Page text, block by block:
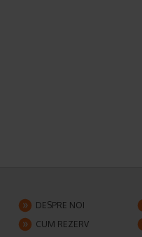
DESPRE NOI
CUM REZERV